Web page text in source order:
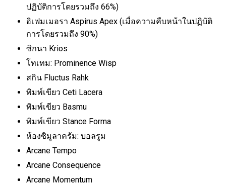
ปฏิบัติการโดยรวมถึง 66%)
อิเฟมเมอรา Aspirus Apex (เมื่อความคืบหน้าในปฏิบัติ
การโดยรวมถึง 90%)
ซิกนา Krios
โทเทม: Prominence Wisp
สกิน Fluctus Rahk
พิมพ์เขียว Ceti Lacera
พิมพ์เขียว Basmu
พิมพ์เขียว Stance Forma
ห้องซิมูลาครัม: บอลรูม
Arcane Tempo
Arcane Consequence
Arcane Momentum